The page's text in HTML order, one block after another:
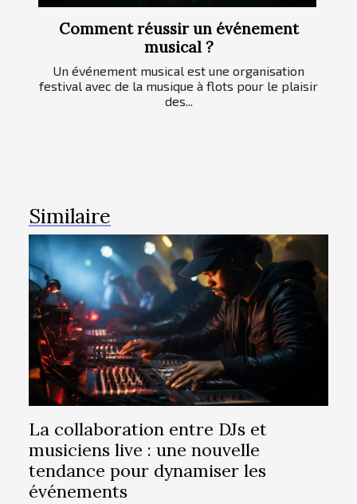
Comment réussir un événement
musical ?
Un événement musical est une organisation
festival avec de la musique à flots pour le plaisir
des...
Similaire
La collaboration entre DJs et
musiciens live : une nouvelle
tendance pour dynamiser les
événements